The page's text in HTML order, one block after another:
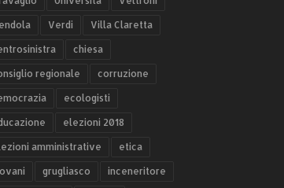
Verdi Villa Claretta
chiesa
regionale corruzione
ecologisti
elezioni 2018
amministrative etica
grugliasco inceneritore